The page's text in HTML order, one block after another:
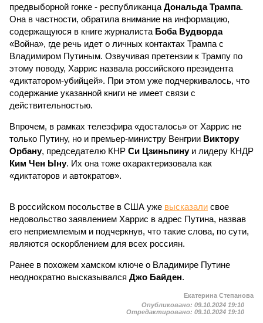
предвыборной гонке - республиканца Дональда Трампа.
Она в частности, обратила внимание на информацию,
содержащуюся в книге журналиста Боба Вудворда
«Война», где речь идет о личных контактах Трампа с
Владимиром Путиным. Озвучивая претензии к Трампу по
этому поводу, Харрис назвала российского президента
«диктатором-убийцей». При этом уже подчеркивалось, что
содержание указанной книги не имеет связи с
действительностью.
Впрочем, в рамках телеэфира «досталось» от Харрис не
только Путину, но и премьер-министру Венгрии Виктору
Орбану, председателю КНР Си Цзиньпинуи лидеру КНДР
Ким Чен Ыну. Их она тоже охарактеризовала как
«диктаторов и автократов».
В российском посольстве в США уже высказали свое
недовольство заявлением Харрис в адрес Путина, назвав
его неприемлемым и подчеркнув, что такие слова, по сути,
являются оскорблением для всех россиян.
Ранее в похожем хамском ключе о Владимире Путине
неоднократно высказывался Джо Байден.
Екатерина Степанова
Опубликовано: 09.10.2024 19:10
Отредактировано: 09.10.2024 19:10